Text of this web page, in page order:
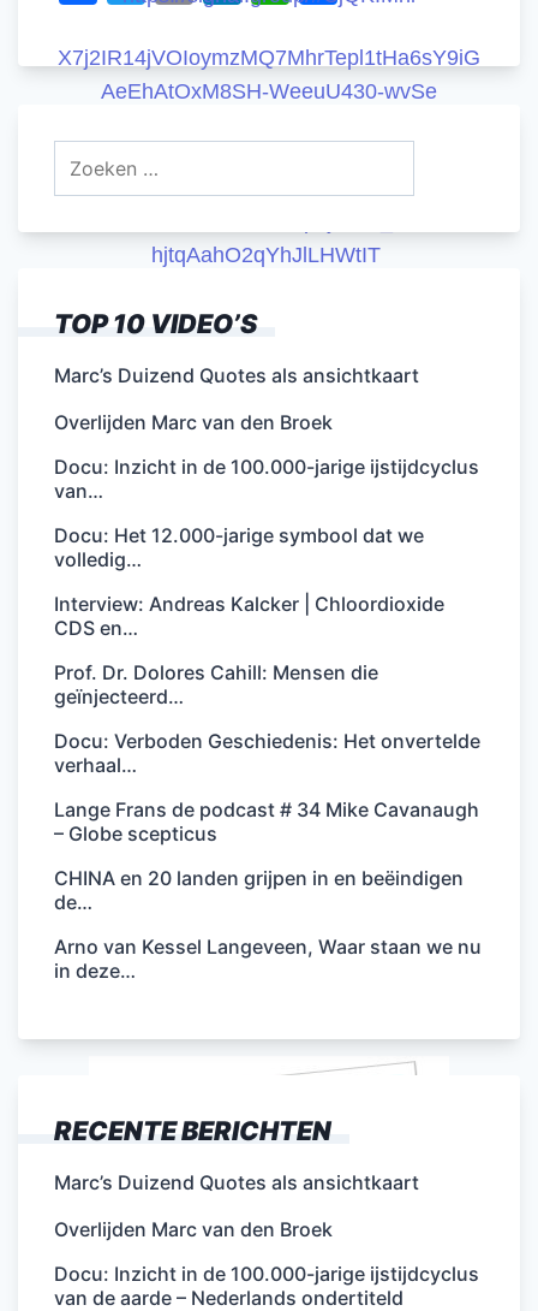
X7j2IR14jVOIoymzMQ7MhrTepl1tHa6sY9iG
AeEhAtOxM8SH-WeeuU430-wvSe
hjtqAahO2qYhJlLHWtIT
Telegram:
En natuurlijk opwww.hetanderenieuws.nl
Wil je als organisatie, website of als vrije
journalist ook deel uitmaken van het
tegengeluid? Sluit je aan bij de Vereniging
voor Vrije Journalisten. Meer dan 80 vrije
media gingen je al voor. Meld je aan!
Het Andere Nieuws wordt mede mogelijk
https://prwebservices.nl/
c
e
b
o
w
itt
er
m
ai
l
n
k
e
dI
h
at
s
A
el
e
n
TOP 10 VIDEO’S
Marc’s Duizend Quotes als ansichtkaart
Overlijden Marc van den Broek
Docu: Inzicht in de 100.000-jarige ijstijdcyclus
van…
Docu: Het 12.000-jarige symbool dat we
volledig…
Interview: Andreas Kalcker | Chloordioxide
CDS en…
Prof. Dr. Dolores Cahill: Mensen die
geïnjecteerd…
Docu: Verboden Geschiedenis: Het onvertelde
verhaal…
Lange Frans de podcast # 34 Mike Cavanaugh
– Globe scepticus
CHINA en 20 landen grijpen in en beëindigen
de…
Arno van Kessel Langeveen, Waar staan we nu
in deze…
RECENTE BERICHTEN
Marc’s Duizend Quotes als ansichtkaart
Overlijden Marc van den Broek
Docu: Inzicht in de 100.000-jarige ijstijdcyclus
van de aarde – Nederlands ondertiteld